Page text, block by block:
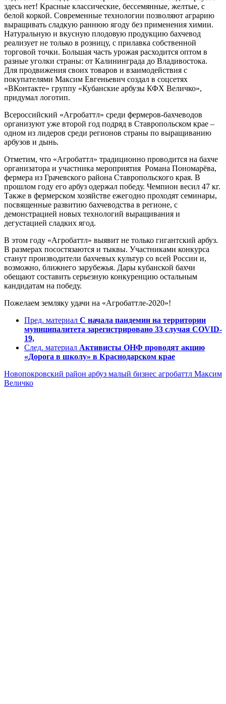
здесь нет! Красные классические, бессемянные, желтые, с
белой коркой. Современные технологии позволяют аграрию
выращивать сладкую раннюю ягоду без применения химии.
Натуральную и вкусную плодовую продукцию бахчевод
реализует не только в розницу, с прилавка собственной
торговой точки. Большая часть урожая расходится оптом в
разные уголки страны: от Калининграда до Владивостока.
Для продвижения своих товаров и взаимодействия с
покупателями Максим Евгеньевич создал в соцсетях
«ВКонтакте» группу «Кубанские арбузы КФХ Величко»,
придумал логотип.
Всероссийский «Агробаттл» среди фермеров-бахчеводов
организуют уже второй год подряд в Ставропольском крае –
одном из лидеров среди регионов страны по выращиванию
арбузов и дынь.
Отметим, что «Агробаттл» традиционно проводится на бахче
организатора и участника мероприятия Романа Пономарёва,
фермера из Грачевского района Ставропольского края. В
прошлом году его арбуз одержал победу. Чемпион весил 47 кг.
Также в фермерском хозяйстве ежегодно проходят семинары,
посвященные развитию бахчеводства в регионе, с
демонстрацией новых технологий выращивания и
дегустацией сладких ягод.
В этом году «Агробаттл» выявит не только гигантский арбуз.
В размерах посостязаются и тыквы. Участниками конкурса
станут производители бахчевых культур со всей России и,
возможно, ближнего зарубежья. Дары кубанской бахчи
обещают составить серьезную конкуренцию остальным
кандидатам на победу.
Пожелаем земляку удачи на «Агробаттле-2020»!
Пред. материал С начала пандемии на территории
муниципалитета зарегистрировано 33 случая COVID-
19,
След. материал Активисты ОНФ проводят акцию
«Дорога в школу» в Краснодарском крае
Новопокровский район арбуз малый бизнес агробаттл Максим
Величко